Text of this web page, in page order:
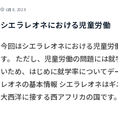
6月 8, 2024
シエラレオネにおける児童労働
今回はシエラレオネにおける児童労
す。 ただし、児童労働の問題には
いため、はじめに就学率について
レオネの基本情報 シエラレオネは
大西洋に接する西アフリカの国です